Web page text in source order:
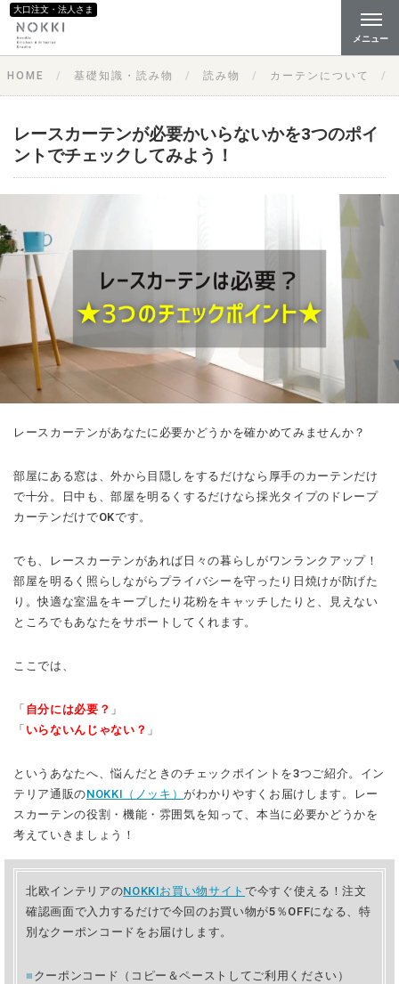
大口注文・法人さま
メニュー
HOME 基礎知識・読み物 読み物 カーテンについて
レースカーテンが必要かいらないかを3つのポイ
ントでチェックしてみよう！
レースカーテンがあなたに必要かどうかを確かめてみませんか？
部屋にある窓は、外から目隠しをするだけなら厚手のカーテンだけ
で十分。日中も、部屋を明るくするだけなら採光タイプのドレープ
カーテンだけでOKです。
でも、レースカーテンがあれば日々の暮らしがワンランクアップ！
部屋を明るく照らしながらプライバシーを守ったり日焼けが防げた
り。快適な室温をキープしたり花粉をキャッチしたりと、見えない
ところでもあなたをサポートしてくれます。
ここでは、
「 自分には必要？ 」
「 いらないんじゃない？ 」
というあなたへ、悩んだときのチェックポイントを3つご紹介。イン
テリア通販のNOKKI（ノッキ）がわかりやすくお届けします。レー
スカーテンの役割・機能・雰囲気を知って、本当に必要かどうかを
考えていきましょう！
北欧インテリアのNOKKIお買い物サイトで今すぐ使える！注文
確認画面で入力するだけで今回のお買い物が5％OFFになる、特
別なクーポンコードをお届けします。
■ クーポンコード（コピー＆ペーストしてご利用ください）